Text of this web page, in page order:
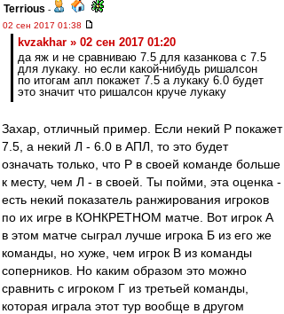
Terrious -
02 сен 2017 01:38
kvzakhar » 02 сен 2017 01:20
да яж и не сравниваю 7.5 для казанкова с 7.5
для лукаку. но если какой-нибудь ришалсон
по итогам апл покажет 7.5 а лукаку 6.0 будет
это значит что ришалсон круче лукаку
Захар, отличный пример. Если некий Р покажет
7.5, а некий Л - 6.0 в АПЛ, то это будет
означать только, что Р в своей команде больше
к месту, чем Л - в своей. Ты пойми, эта оценка -
есть некий показатель ранжирования игроков
по их игре в КОНКРЕТНОМ матче. Вот игрок А
в этом матче сыграл лучше игрока Б из его же
команды, но хуже, чем игрок В из команды
соперников. Но каким образом это можно
сравнить с игроком Г из третьей команды,
которая играла этот тур вообще в другом